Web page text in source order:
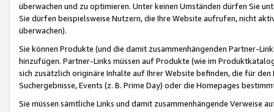
überwachen und zu optimieren. Unter keinen Umständen dürfen Sie
Sie dürfen beispielsweise Nutzern, die Ihre Website aufrufen, nicht
überwachen).
Sie können Produkte (und die damit zusammenhängenden Partner-
hinzufügen. Partner-Links müssen auf Produkte (wie im
sich zusätzlich originäre Inhalte auf Ihrer Website befinden, die für
Suchergebnisse, Events (z. B. Prime Day) oder die Homepages
Sie müssen sämtliche Links und damit zusammenhängende